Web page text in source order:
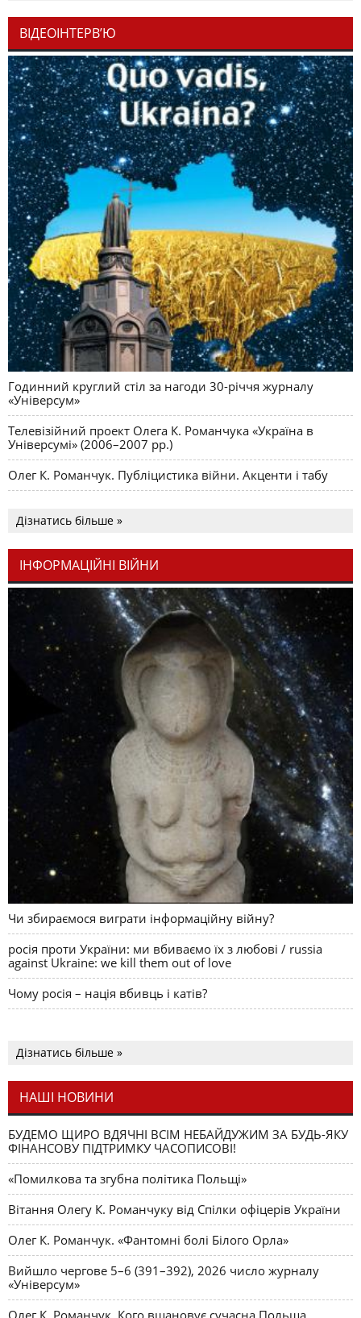
ВІДЕОІНТЕРВ’Ю
Годинний круглий стіл за нагоди 30-річчя журналу
«Універсум»
Телевізійний проект Олега К. Романчука «Україна в
Універсумі» (2006–2007 рр.)
Олег К. Романчук. Публіцистика війни. Акценти і табу
Дізнатись більше »
ІНФОРМАЦІЙНІ ВІЙНИ
Чи збираємося виграти інформаційну війну?
росія проти України: ми вбиваємо їх з любові / russia
against Ukraine: we kill them out of love
Чому росія – нація вбивць і катів?
Дізнатись більше »
НАШІ НОВИНИ
БУДЕМО ЩИРО ВДЯЧНІ ВСІМ НЕБАЙДУЖИМ ЗА БУДЬ-ЯКУ
ФІНАНСОВУ ПІДТРИМКУ ЧАСОПИСОВІ!
«Помилкова та згубна політика Польщі»
Вітання Олегу К. Романчуку від Спілки офіцерів України
Олег К. Романчук. «Фантомні болі Білого Орла»
Вийшло чергове 5–6 (391–392), 2026 число журналу
«Універсум»
Олег К. Романчук. Кого вшановує сучасна Польща